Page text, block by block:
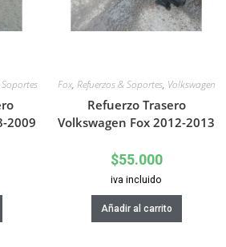
2009
Fox, Refuerzos & Soportes, Volkswagen
Refuerzo Trasero
Volkswagen Fox 2012-2013
$55.000
iva incluido
Añadir al carrito